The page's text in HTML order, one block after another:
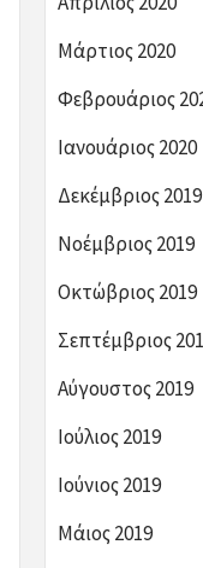
Μάρτιος 2020
Φεβρουάριος
Ιανουάριος 2020
Δεκέμβριος 2019
Νοέμβριος 2019
Οκτώβριος 2019
Σεπτέμβριος
Αύγουστος 2019
Ιούλιος 2019
Ιούνιος 2019
Μάιος 2019